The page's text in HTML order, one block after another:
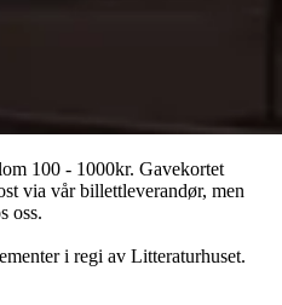
100 - 1000kr. Gavekortet
via vår billettleverandør, men
oss.
i regi av Litteraturhuset.